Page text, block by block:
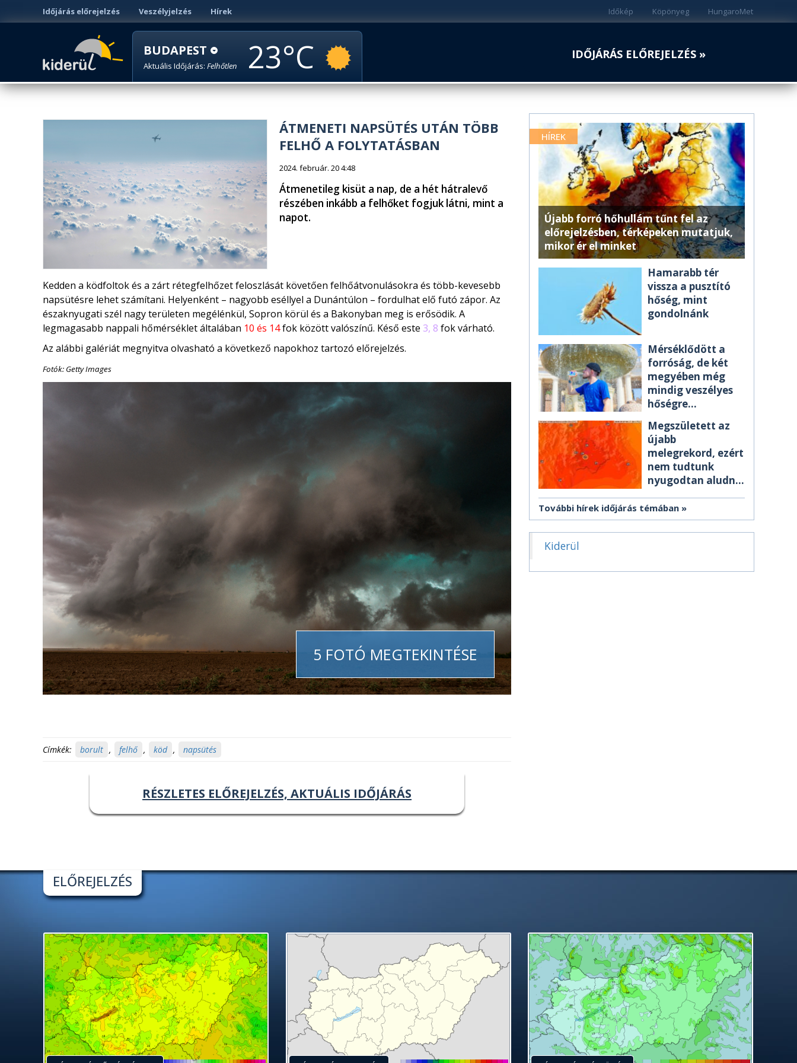
Időjárás előrejelzés Veszélyjelzés Hírek HungaroMet
Köpönyeg
Időkép
BUDAPEST
Aktuális Időjárás: Felhőtlen 23 IDŐJÁRÁS ELŐREJELZÉS »
ÁTMENETI NAPSÜTÉS UTÁN TÖBB
FELHŐ A FOLYTATÁSBAN
2024. február. 20 4:48
Átmenetileg kisüt a nap, de a hét hátralevő
részében inkább a felhőket fogjuk látni, mint a
napot.
Kedden a ködfoltok és a zárt rétegfelhőzet feloszlását követően felhőátvonulásokra és több-kevesebb
napsütésre lehet számítani. Helyenként – nagyobb eséllyel a Dunántúlon – fordulhat elő futó zápor. Az
északnyugati szél nagy területen megélénkül, Sopron körül és a Bakonyban meg is erősödik. A
legmagasabb nappali hőmérséklet általában 10 és 14fok között valószínű. Késő este 3, 8 fok várható.
Az alábbi galériát megnyitva olvasható a következő napokhoz tartozó előrejelzés.
Fotók: Getty Images
5 FOTÓ MEGTEKINTÉSE
Címkék: borult , felhő , köd , napsütés
RÉSZLETES ELŐREJELZÉS, AKTUÁLIS IDŐJÁRÁS
HÍREK
Újabb forró hőhullám tűnt fel az
előrejelzésben, térképeken mutatjuk,
mikor ér el minket
Hamarabb tér
vissza a pusztító
hőség, mint
gondolnánk
Mérséklődött a
forróság, de két
megyében még
mindig veszélyes
hőségre
Megszületett az
újabb
melegrekord, ezért
nem tudtunk
nyugodtan aludni
További hírek időjárás témában
Kiderül
ELŐREJELZÉS